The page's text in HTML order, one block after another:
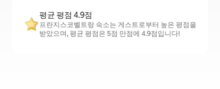
평균 평점 4.9점
프란지스코벨트랑 숙소는 게스트로부터 높은 평점을
받았으며, 평균 평점은 5점 만점에 4.9점입니다!